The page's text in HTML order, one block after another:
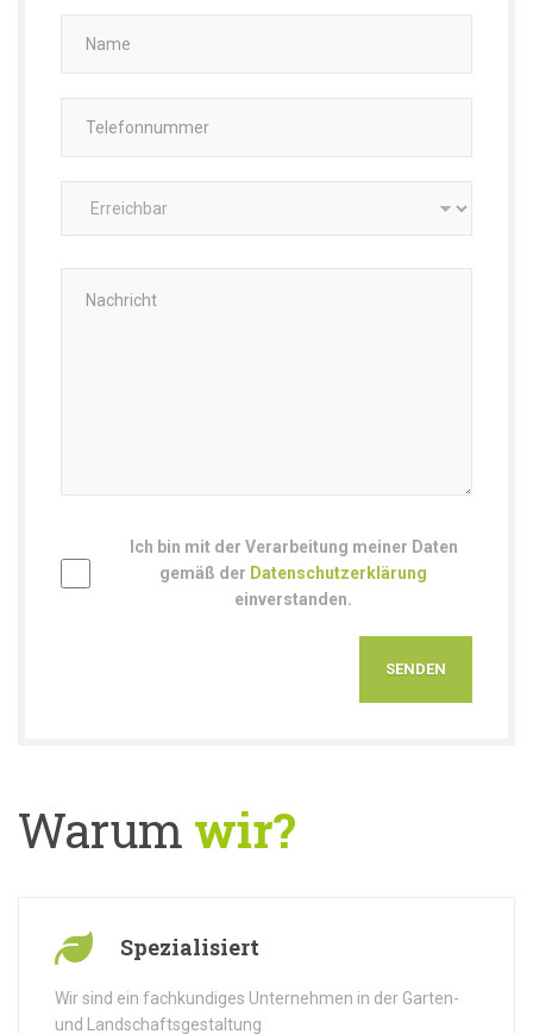
Ich bin mit der Verarbeitung meiner Daten
gemäß der Datenschutzerklärung
einverstanden.
Warum wir?
Spezialisiert
Wir sind ein fachkundiges Unternehmen in der Garten-
und Landschaftsgestaltung